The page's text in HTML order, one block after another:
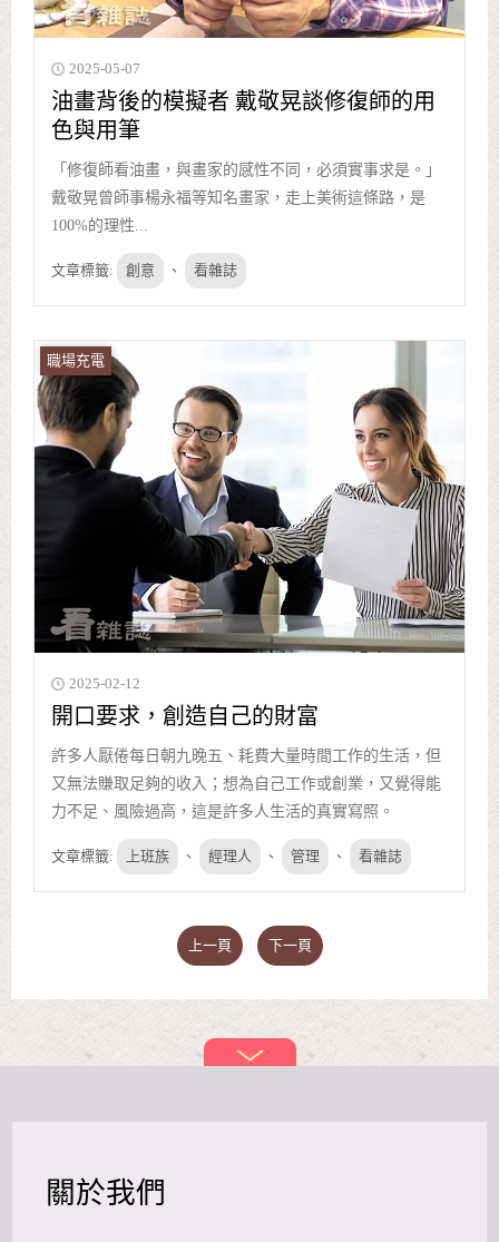
2025-05-07
油畫背後的模擬者 戴敬晃談修復師的用
色與用筆
「修復師看油畫，與畫家的感性不同，必須實事求是。」
戴敬晃曾師事楊永福等知名畫家，走上美術這條路，是
100%的理性...
文章標籤: 創意 、 看雜誌
職場充電
2025-02-12
開口要求，創造自己的財富
許多人厭倦每日朝九晚五、耗費大量時間工作的生活，但
又無法賺取足夠的收入；想為自己工作或創業，又覺得能
力不足、風險過高，這是許多人生活的真實寫照。
文章標籤: 上班族 、 經理人 、 管理 、 看雜誌
上一頁 下一頁
關於我們